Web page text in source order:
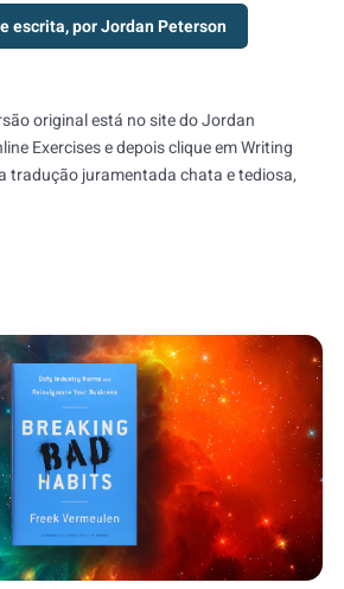
escrita, por Jordan Peterson
original está no site do Jordan
Exercises e depois clique em Writing
tradução juramentada chata e tediosa,